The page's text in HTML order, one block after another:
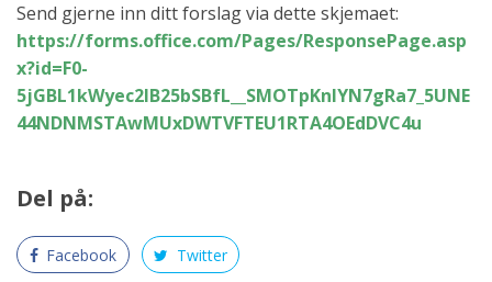
Send gjerne inn ditt forslag via dette skjemaet:
https://forms.office.com/Pages/ResponsePage.asp
x?id=F0-
5jGBL1kWyec2IB25bSBfL__SMOTpKnlYN7gRa7_5UNE
44NDNMSTAwMUxDWTVFTEU1RTA4OEdDVC4u
Del på:
Facebook Twitter